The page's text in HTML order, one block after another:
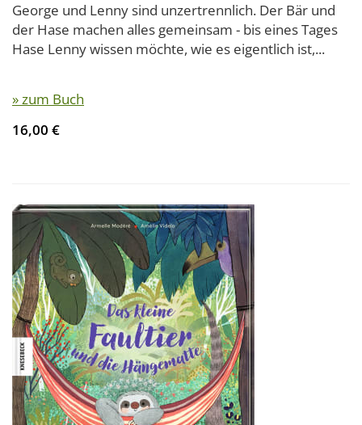
George und Lenny sind unzertrennlich. Der Bär und
der Hase machen alles gemeinsam - bis eines Tages
Hase Lenny wissen möchte, wie es eigentlich ist,...
» zum Buch
16,00 €